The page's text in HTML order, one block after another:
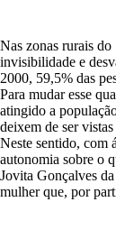
Nas zonas rurais do
invisibilidade e
2000, 59,5% das
Para mudar esse
atingido a
deixem de ser
Neste sentido, com
autonomia sobre o
Jovita Gonçalves
mulher que, por